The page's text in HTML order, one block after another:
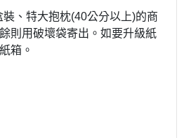
、特大抱枕(40公分以上)的商
則用破壞袋寄出。如要升級紙
箱。